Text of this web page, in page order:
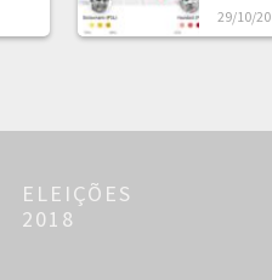
29/10/
ELEIÇÕES
2018